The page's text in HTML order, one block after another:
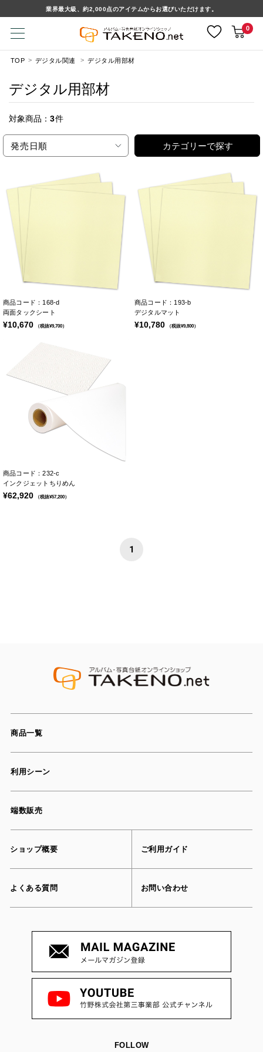
業界最大級、約2,000点のアイテムからお選びいただけます。
0
TOP デジタル関連 デジタル用部材
デジタル用部材
対象商品： 3件
発売日順 カテゴリーで探す
商品コード：168-d
両面タックシート
¥10,670 （税抜¥9,700）
商品コード：193-b
デジタルマット
¥10,780 （税抜¥9,800）
商品コード：232-c
インクジェットちりめん
¥62,920 （税抜¥57,200）
1
商品一覧
利用シーン
端数販売
ショップ概要 ご利用ガイド
よくある質問 お問い合わせ
FOLLOW